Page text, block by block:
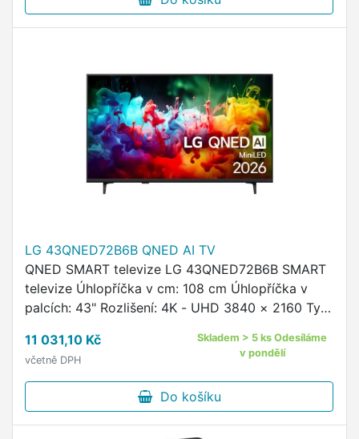
LG 43QNED72B6B QNED AI TV
QNED SMART televize LG 43QNED72B6B SMART
televize Úhlopříčka v cm: 108 cm Úhlopříčka v
palcích: 43" Rozlišení: 4K - UHD 3840 × 2160 Typ
Modelový rok: 2026 Funkce …
11 031,10 Kč
včetně DPH
Skladem > 5 ks Odesíláme
v pondělí
Do košíku